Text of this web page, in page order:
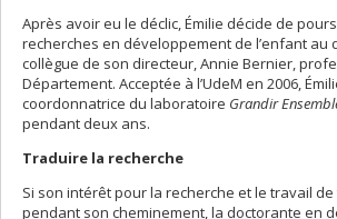
Après avoir eu le déclic, Émilie décide de
recherches en développement de l’enfant au
collègue de son directeur, Annie Bernier,
Département. Acceptée à l’UdeM en 2006,
coordonnatrice du laboratoire Grandir
pendant deux ans.
Traduire la recherche
Si son intérêt pour la recherche et le travail
pendant son cheminement, la doctorante en